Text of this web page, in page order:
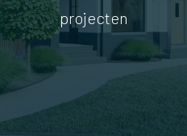
projecten